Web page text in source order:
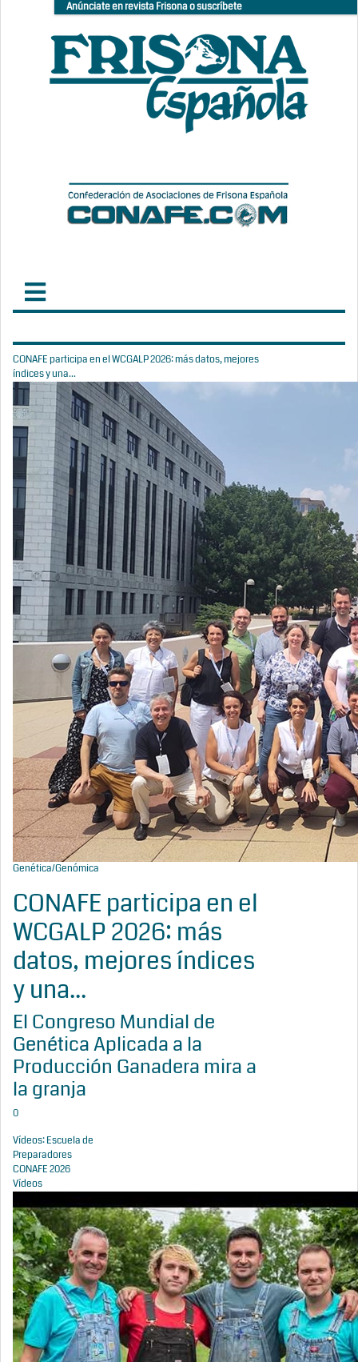
Anúnciate en revista Frisona o suscríbete
CONAFE participa en el WCGALP 2026: más datos, mejores
índices y una...
Genética/Genómica
CONAFE participa en el
WCGALP 2026: más
datos, mejores índices
y una...
El Congreso Mundial de
Genética Aplicada a la
Producción Ganadera mira a
la granja
0
Vídeos: Escuela de
Preparadores
CONAFE 2026
Vídeos